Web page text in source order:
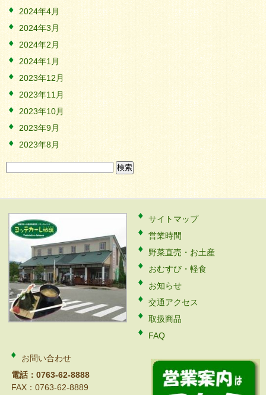
2024年4月
2024年3月
2024年2月
2024年1月
2023年12月
2023年11月
2023年10月
2023年9月
2023年8月
索:
サイトマップ
営業時間
野菜直売・お土産
おむすび・軽食
お知らせ
交通アクセス
取扱商品
FAQ
お問い合わせ
電話：0763-62-8888
FAX：0763-62-8889